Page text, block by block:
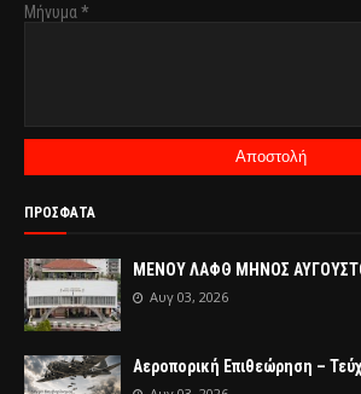
Μήνυμα *
ΠΡΟΣΦΑΤΑ
ΜΕΝΟΥ ΛΑΦΘ ΜΗΝΟΣ
Αυγ 03, 2026
Αεροπορική Επιθεώρηση –